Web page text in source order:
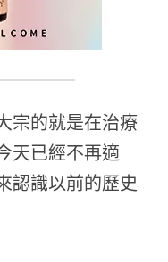
宗的就是在治療
天已經不再適
認識以前的歷史